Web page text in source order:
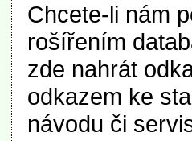
Chcete-li nám
rošířením
zde nahrát
odkazem ke
návodu či